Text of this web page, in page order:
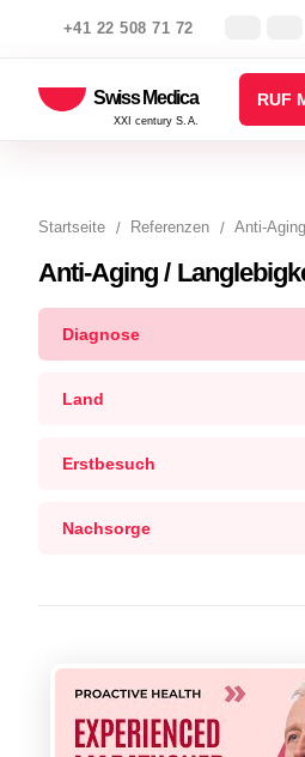
+41 22 508 71 72
Swiss Medica
XXI century S.A.
RUF
Startseite Referenzen Anti-
Anti-Aging /
Diagnose
Land
Erstbesuch
Nachsorge